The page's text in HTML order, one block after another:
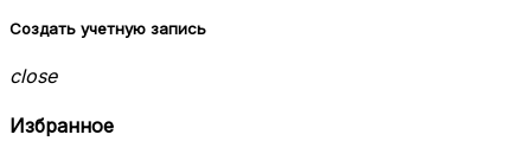
Создать учетную запись
close
Избранное